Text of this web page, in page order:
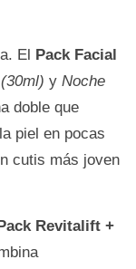
El Pack Facial
y Noche
doble que
piel en pocas
cutis más joven
Revitalift +